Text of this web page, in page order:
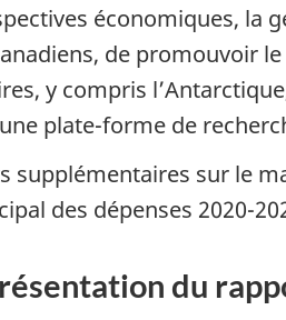
économiques, la
de promouvoir
y compris
plate-forme de
supplémentaires sur le
des dépenses 2020-
du